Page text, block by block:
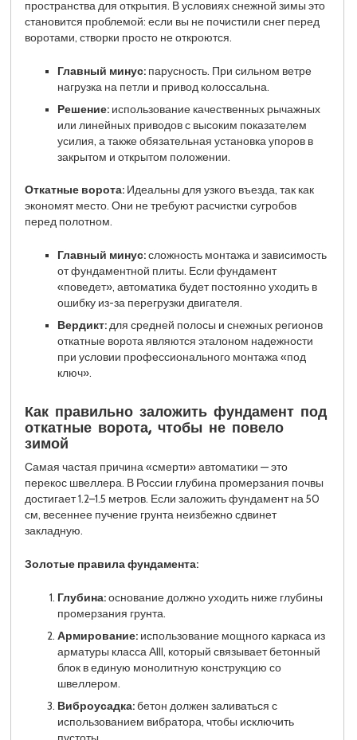
пространства для открытия. В условиях снежной зимы это
становится проблемой: если вы не почистили снег перед
воротами, створки просто не откроются.
Главный минус:парусность. При сильном ветре
нагрузка на петли и привод колоссальна.
Решение:использование качественных рычажных
или линейных приводов с высоким показателем
усилия, а также обязательная установка упоров в
закрытом и открытом положении.
Откатные ворота: Идеальны для узкого въезда, так как
экономят место. Они не требуют расчистки сугробов
перед полотном.
Главный минус:сложность монтажа и зависимость
от фундаментной плиты. Если фундамент
«поведет», автоматика будет постоянно уходить в
ошибку из-за перегрузки двигателя.
Вердикт:для средней полосы и снежных регионов
откатные ворота являются эталоном надежности
при условии профессионального монтажа «под
ключ».
Как правильно заложить фундамент под
откатные ворота, чтобы не повело
зимой
Самая частая причина «смерти» автоматики — это
перекос швеллера. В России глубина промерзания почвы
достигает 1.2–1.5 метров. Если заложить фундамент на 50
см, весеннее пучение грунта неизбежно сдвинет
закладную.
Золотые правила фундамента:
Глубина:основание должно уходить ниже глубины
промерзания грунта.
Армирование:использование мощного каркаса из
арматуры класса АIII, который связывает бетонный
блок в единую монолитную конструкцию со
швеллером.
Виброусадка:бетон должен заливаться с
использованием вибратора, чтобы исключить
пустоты.